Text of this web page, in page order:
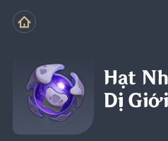
Hạt
Dị Giới